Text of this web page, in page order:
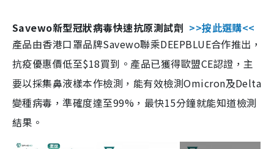
Savewo新型冠狀病毒快速抗原測試劑 >>按此選購<<
產品由香港口罩品牌Savewo聯乘DEEPBLUE合作推出，
抗疫優惠價低至$18買到。產品已獲得歐盟CE認證，主
要以採集鼻液樣本作檢測，能有效檢測Omicron及Delta
變種病毒，準確度達至99%，最快15分鐘就能知道檢測
結果。